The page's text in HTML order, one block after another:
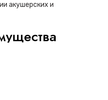
акушерских и
4-10 МГц для